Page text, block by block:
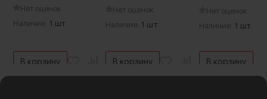
использованием ED элементов гарантирует,
что вы получите атмосферную голливудскую
формируют ровный аккуратный блик боке с
красивой глубиной резкости
Нет оценок
Наличие: 1 шт.
В корзину
Нет оценок
Наличие: 1 шт.
В корзину
Нет оценок
Наличие: 1 шт.
В корзину